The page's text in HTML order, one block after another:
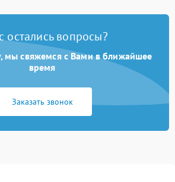
остались вопросы?
мы свяжемся с Вами в ближайшее
время
Заказать звонок